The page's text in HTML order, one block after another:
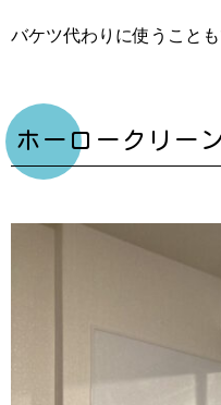
バケツ代わりに使うことも
ホーロークリー